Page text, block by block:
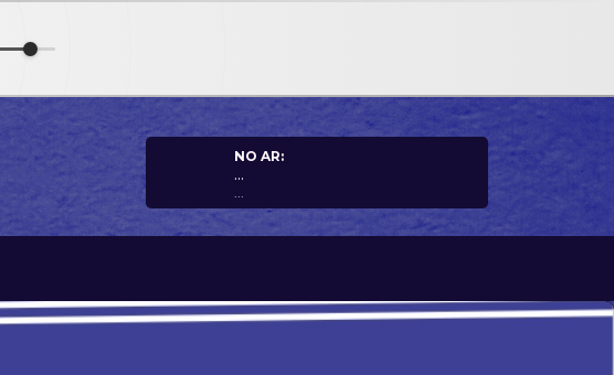
NO AR:
...